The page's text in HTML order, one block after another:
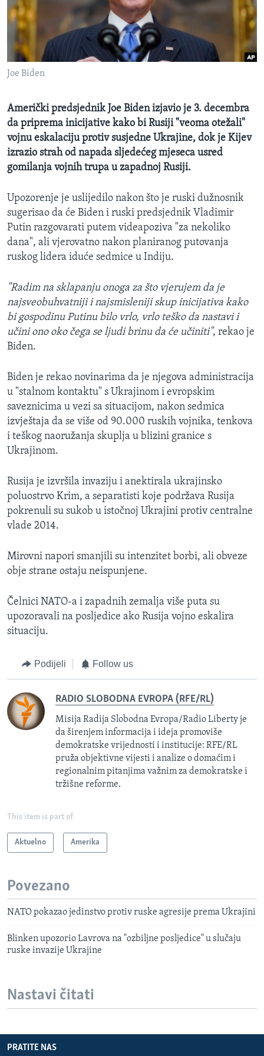
MAGAZIN
O GLASU AMERIKE
Learning English
Jezici
Joe Biden
Američki predsjednik Joe Biden izjavio je 3. decembra
da priprema inicijative kako bi Rusiji "veoma otežali"
vojnu eskalaciju protiv susjedne Ukrajine, dok je Kijev
izrazio strah od napada sljedećeg mjeseca usred
gomilanja vojnih trupa u zapadnoj Rusiji.
Upozorenje je uslijedilo nakon što je ruski dužnosnik
sugerisao da će Biden i ruski predsjednik Vladimir
Putin razgovarati putem videapoziva "za nekoliko
dana", ali vjerovatno nakon planiranog putovanja
ruskog lidera iduće sedmice u Indiju.
"Radim na sklapanju onoga za što vjerujem da je
najsveobuhvatniji i najsmisleniji skup inicijativa kako
bi gospodinu Putinu bilo vrlo, vrlo teško da nastavi i
učini ono oko čega se ljudi brinu da će učiniti", rekao je
Biden.
Biden je rekao novinarima da je njegova administracija
u "stalnom kontaktu" s Ukrajinom i evropskim
saveznicima u vezi sa situacijom, nakon sedmica
izvještaja da se više od 90.000 ruskih vojnika, tenkova
i teškog naoružanja skuplja u blizini granice s
Ukrajinom.
Rusija je izvršila invaziju i anektirala ukrajinsko
poluostrvo Krim, a separatisti koje podržava Rusija
pokrenuli su sukob u istočnoj Ukrajini protiv centralne
vlade 2014.
Mirovni napori smanjili su intenzitet borbi, ali obveze
obje strane ostaju neispunjene.
Čelnici NATO-a i zapadnih zemalja više puta su
upozoravali na posljedice ako Rusija vojno eskalira
situaciju.
Podijeli Follow us
RADIO SLOBODNA EVROPA (RFE/RL)
Misija Radija Slobodna Evropa/Radio Liberty je
da širenjem informacija i ideja promoviše
demokratske vrijednosti i institucije: RFE/RL
pruža objektivne vijesti i analize o domaćim i
regionalnim pitanjima važnim za demokratske i
tržišne reforme.
This item is part of
Aktuelno Amerika
Povezano
NATO pokazao jedinstvo protiv ruske agresije prema Ukrajini
Blinken upozorio Lavrova na "ozbiljne posljedice" u slučaju
ruske invazije Ukrajine
Nastavi čitati
PRATITE NAS